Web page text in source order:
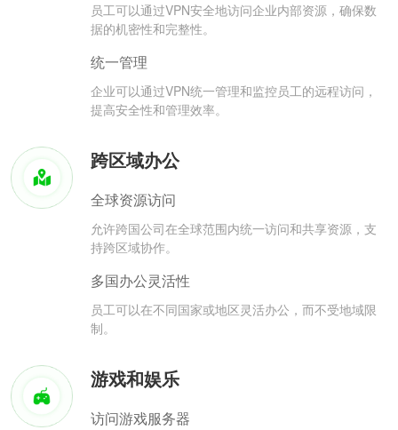
员工可以通过VPN安全地访问企业内部资源，确保数
据的机密性和完整性。
统一管理
企业可以通过VPN统一管理和监控员工的远程访问，
提高安全性和管理效率。
跨区域办公
全球资源访问
允许跨国公司在全球范围内统一访问和共享资源，支
持跨区域协作。
多国办公灵活性
员工可以在不同国家或地区灵活办公，而不受地域限
制。
游戏和娱乐
访问游戏服务器